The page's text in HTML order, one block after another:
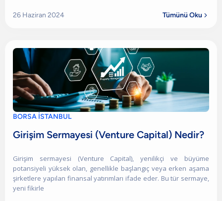
26 Haziran 2024 Tümünü Oku 
BORSA İSTANBUL
Girişim Sermayesi (Venture Capital) Nedir?
Girişim sermayesi (Venture Capital), yenilikçi ve büyüme
potansiyeli yüksek olan, genellikle başlangıç veya erken aşama
şirketlere yapılan finansal yatırımları ifade eder. Bu tür sermaye,
yeni fikirle